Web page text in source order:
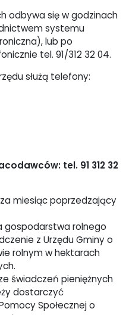
odbywa się w godzinach
systemu
lub po
tel. 91/312 32 04.
służą telefony:
tel. 91 312 32
miesiąc poprzedzający
gospodarstwa rolnego
z Urzędu Gminy o
rolnym w hektarach
świadczeń pieniężnych
dostarczyć
Społecznej o